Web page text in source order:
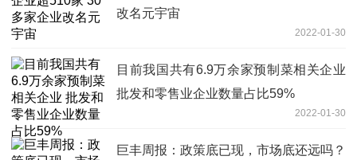
改名元宇宙
2022-01-30
目前我国共有6.9万余家预制菜相关企业
批发和零售业企业数量占比59%
2022-01-30
巨丰周报：政策底已现，市场底还远吗？